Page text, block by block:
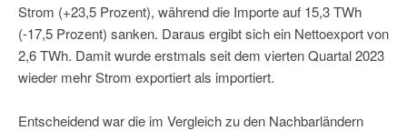
Strom (+23,5 Prozent), während die Importe auf 15,3 TWh
(-17,5 Prozent) sanken. Daraus ergibt sich ein Nettoexport von
2,6 TWh. Damit wurde erstmals seit dem vierten Quartal 2023
wieder mehr Strom exportiert als importiert.
Entscheidend war die im Vergleich zu den Nachbarländern